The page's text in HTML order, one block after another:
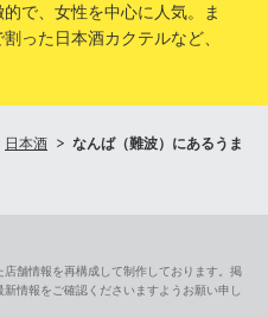
で、女性を中心に人気。ま
った日本酒カクテルなど、
日本酒
なんば（難波）にあるうま
舗情報を再構成して制作しております。掲
情報をご確認くださいますようお願い申し